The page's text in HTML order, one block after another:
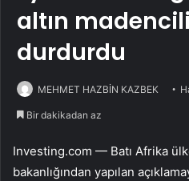
altın
durdurdu
MEHMET HAZBİN KAZBEK
Bir dakikadan az
Investing.com — Batı Afrika
bakanlığından yapılan